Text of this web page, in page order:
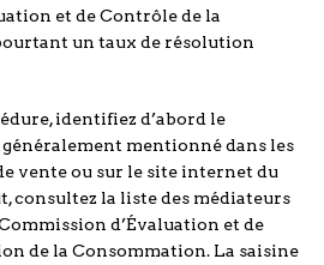
et de Contrôle de la
un taux de résolution
identifiez d’abord le
mentionné dans les
vente ou sur le site internet du
consultez la liste des médiateurs
d’Évaluation et de
de la Consommation. La saisine